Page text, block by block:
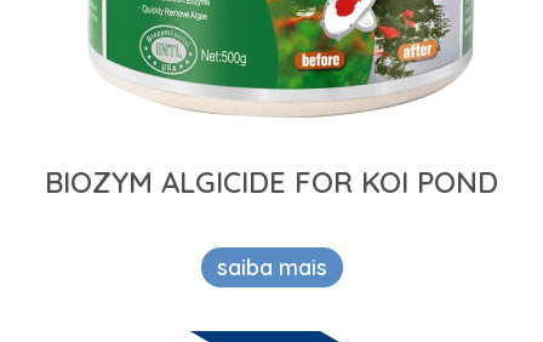
BIOZYM ALGICIDE FOR KOI POND
saiba mais